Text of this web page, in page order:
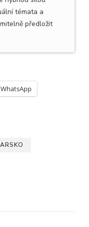
témata a
předložit
WhatsApp